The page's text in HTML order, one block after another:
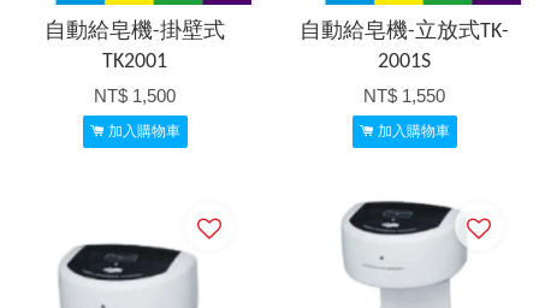
自動給皂機-掛壁式
TK2001
NT$ 1,500
加入購物車
自動給皂機-立放式TK-
2001S
NT$ 1,550
加入購物車